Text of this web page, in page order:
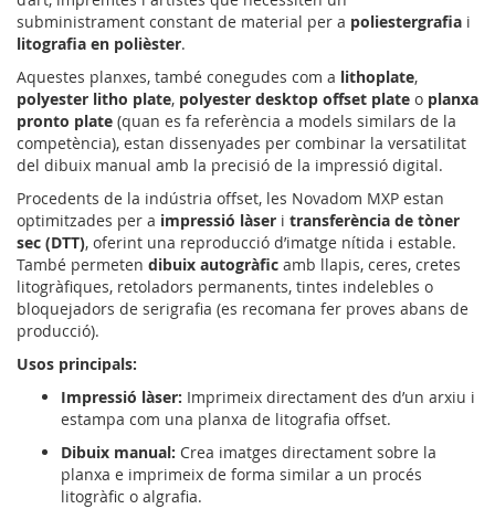
subministrament constant de material per a poliestergrafia i
litografia en polièster.
Aquestes planxes, també conegudes com a lithoplate,
polyester litho plate, polyester desktop offset plate o planxa
pronto plate (quan es fa referència a models similars de la
competència), estan dissenyades per combinar la versatilitat
del dibuix manual amb la precisió de la impressió digital.
Procedents de la indústria offset, les Novadom MXP estan
optimitzades per a impressió làser i transferència de tòner
sec (DTT), oferint una reproducció d’imatge nítida i estable.
També permeten dibuix autogràfic amb llapis, ceres, cretes
litogràfiques, retoladors permanents, tintes indelebles o
bloquejadors de serigrafia (es recomana fer proves abans de
producció).
Usos principals:
Impressió làser: Imprimeix directament des d’un arxiu i
estampa com una planxa de litografia offset.
Dibuix manual: Crea imatges directament sobre la
planxa e imprimeix de forma similar a un procés
litogràfic o algrafia.